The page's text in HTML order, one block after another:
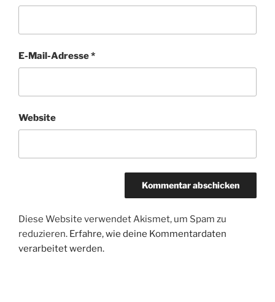
E-Mail-Adresse*
Website
Diese Website verwendet Akismet, um Spam zu
reduzieren. Erfahre, wie deine Kommentardaten
verarbeitet werden.